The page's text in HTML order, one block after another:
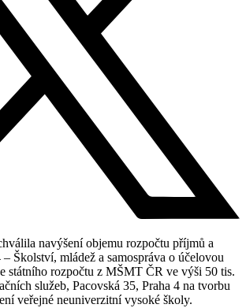
navýšení objemu rozpočtu příjmů a
Školství, mládež a samospráva o účelovou
státního rozpočtu z MŠMT ČR ve výši 50 tis.
služeb, Pacovská 35, Praha 4 na tvorbu
veřejné neuniverzitní vysoké školy.